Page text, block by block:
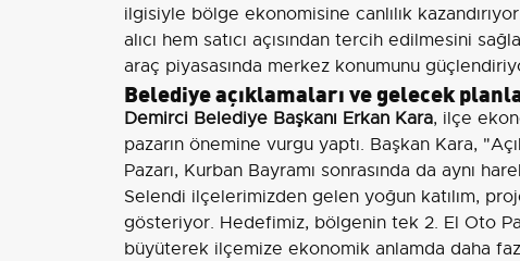
ilgisiyle bölge ekonomisine canlılık
alıcı hem satıcı açısından tercih edilmesini
araç piyasasında merkez konumunu
Belediye açıklamaları ve gelecek
Demirci Belediye Başkanı Erkan Kara, ilçe
pazarın önemine vurgu yaptı. Başkan Kara,
Pazarı, Kurban Bayramı sonrasında da aynı
Selendi ilçelerimizden gelen yoğun katılım,
gösteriyor. Hedefimiz, bölgenin tek 2. El Oto
büyüterek ilçemize ekonomik anlamda daha